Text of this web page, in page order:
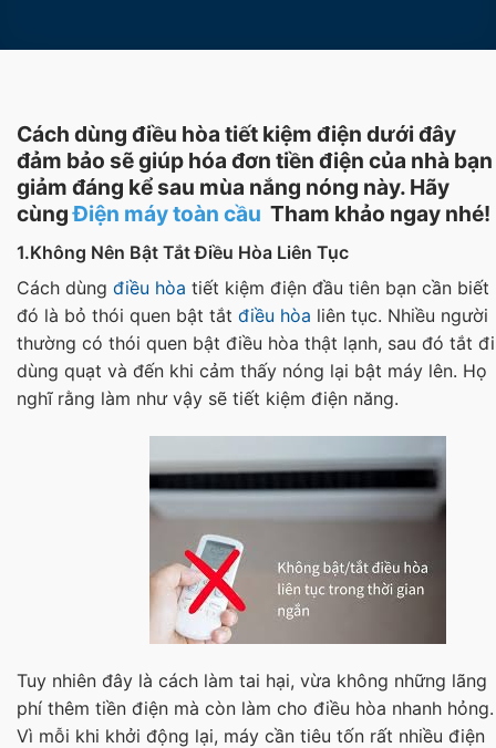
Cách dùng điều hòa tiết kiệm điện dưới đây
đảm bảo sẽ giúp hóa đơn tiền điện của nhà bạn
giảm đáng kể sau mùa nắng nóng này. Hãy
cùngĐiện máy toàn cầu Tham khảo ngay nhé!
1.Không Nên Bật Tắt Điều Hòa Liên Tục
Cách dùng điều hòa tiết kiệm điện đầu tiên bạn cần biết
đó là bỏ thói quen bật tắt điều hòa liên tục. Nhiều người
thường có thói quen bật điều hòa thật lạnh, sau đó tắt đi
dùng quạt và đến khi cảm thấy nóng lại bật máy lên. Họ
nghĩ rằng làm như vậy sẽ tiết kiệm điện năng.
Tuy nhiên đây là cách làm tai hại, vừa không những lãng
phí thêm tiền điện mà còn làm cho điều hòa nhanh hỏng.
Vì mỗi khi khởi động lại, máy cần tiêu tốn rất nhiều điện